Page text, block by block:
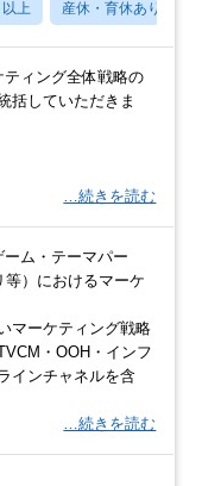
上 産休・育休あり
ィング全体戦略の
括していただきま
…続きを読む
ム・テーマパー
等）におけるマーケ
マーケティング戦略
・OOH・インフ
インチャネルを含
…続きを読む